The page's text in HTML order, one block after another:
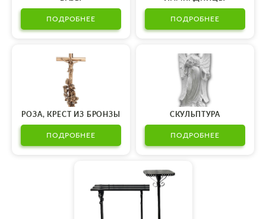
ПОДРОБНЕЕ ПОДРОБНЕЕ
РОЗА, КРЕСТ ИЗ БРОНЗЫ
ПОДРОБНЕЕ
СКУЛЬПТУРА
ПОДРОБНЕЕ